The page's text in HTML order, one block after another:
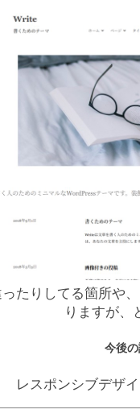
ったりしてる箇所や
りますが、
今後
レスポンシブデザ